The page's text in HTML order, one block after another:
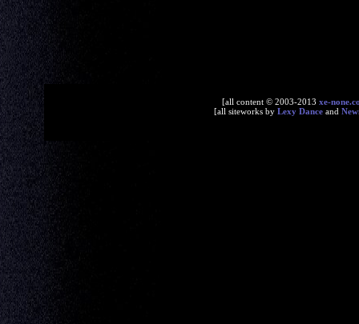
[all content © 2003-2013 xe-
[all siteworks by Lexy Dance and